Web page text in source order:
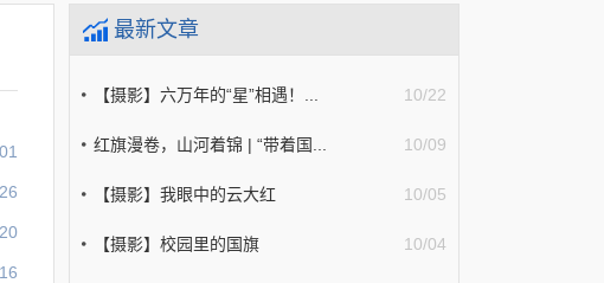
最新文章
10/22
【摄影】六万年的“星”相遇！...
10/09
红旗漫卷，山河着锦 | “带着国...
10/05
【摄影】我眼中的云大红
10/04
【摄影】校园里的国旗